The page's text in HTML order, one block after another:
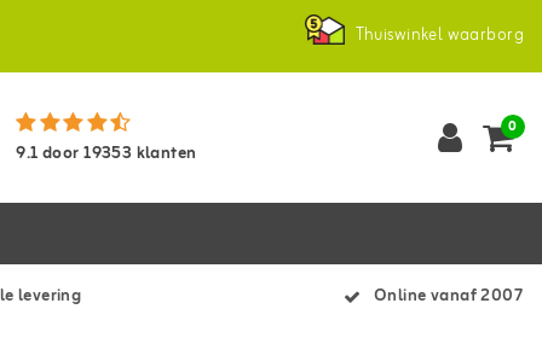
Thuiswinkel waarborg
9.1door19353 klanten
0
levering Online vanaf 2007